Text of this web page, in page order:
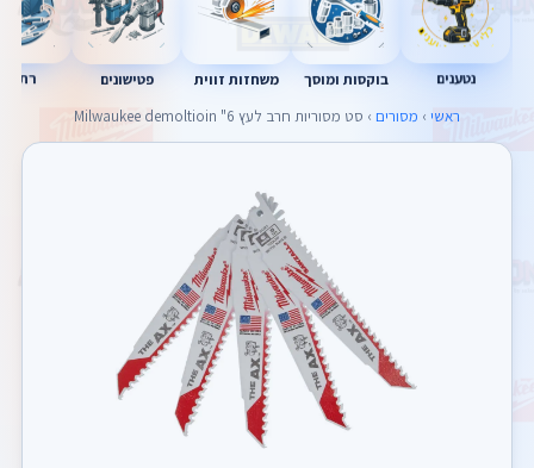
נטענים בוקסות ומוסך משחזות זווית פטישונים
ראשי › מסורים › סט מסוריות חרב לעץ 6" Milwaukee demoltioin